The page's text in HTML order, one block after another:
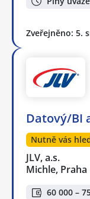
Zveřejněno: 5.
Datový/BI
Nutně vás
JLV, a.s.
Michle, Praha
60 000 –